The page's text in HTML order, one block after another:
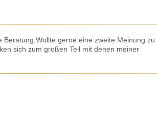
gerne eine zweite Meinung zu
sich zum großen Teil mit denen meiner